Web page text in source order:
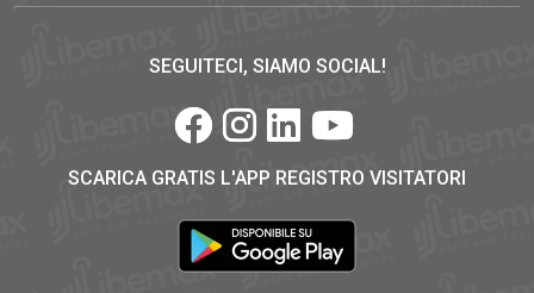
SEGUITECI, SIAMO SOCIAL!
SCARICA GRATIS L'APP REGISTRO VISITATORI